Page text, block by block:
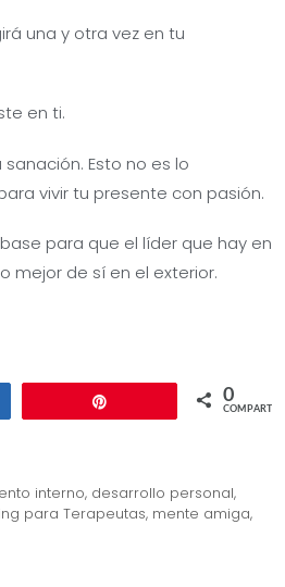
una y otra vez en tu
en ti.
Esto no es lo
vivir tu presente con pasión.
para que el líder que hay en
mejor de sí en el exterior.
0
COMPARTIR
interno, desarrollo personal,
para Terapeutas, mente amiga,